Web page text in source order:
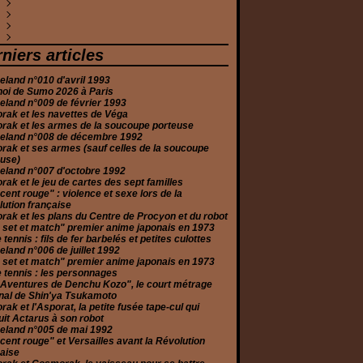
(2)
(2)
(2)
(2)
(1)
(4)
(1)
(3)
(5)
(6)
(1)
(2)
(5)
(2)
(2)
(1)
(3)
(4)
(1)
(2)
(2)
(2)
(4)
(2)
(1)
(3)
(1)
(2)
(2)
(2)
(2)
(2)
(3)
(2)
(2)
(2)
(2)
(2)
(2)
(3)
(2)
(2)
(2)
(3)
(3)
(4)
(6)
(4)
(11)
articles
n°010 d'avril 1993
de Sumo 2026 à Paris
n°009 de février 1993
et les navettes de Véga
et les armes de la soucoupe porteuse
n°008 de décembre 1992
et ses armes (sauf celles de la soucoupe
n°007 d'octobre 1992
et le jeu de cartes des sept familles
rouge" : violence et sexe lors de la
française
et les plans du Centre de Procyon et du robot
set et match" premier anime japonais en 1973
tennis : fils de fer barbelés et petites culottes
n°006 de juillet 1992
set et match" premier anime japonais en 1973
tennis : les personnages
de Denchu Kozo", le court métrage
de Shin'ya Tsukamoto
et l'Asporat, la petite fusée tape-cul qui
Actarus à son robot
n°005 de mai 1992
rouge" et Versailles avant la Révolution